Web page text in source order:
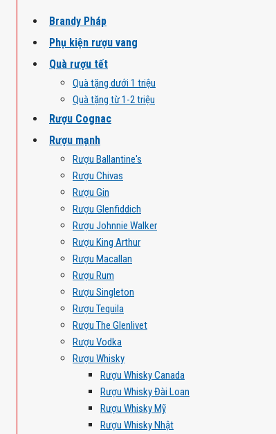
Brandy Pháp
Phụ kiện rượu vang
Quà rượu tết
Quà tặng dưới 1 triệu
Quà tặng từ 1-2 triệu
Rượu Cognac
Rượu mạnh
Rượu Ballantine's
Rượu Chivas
Rượu Gin
Rượu Glenfiddich
Rượu Johnnie Walker
Rượu King Arthur
Rượu Macallan
Rượu Rum
Rượu Singleton
Rượu Tequila
Rượu The Glenlivet
Rượu Vodka
Rượu Whisky
Rượu Whisky Canada
Rượu Whisky Đài Loan
Rượu Whisky Mỹ
Rượu Whisky Nhật